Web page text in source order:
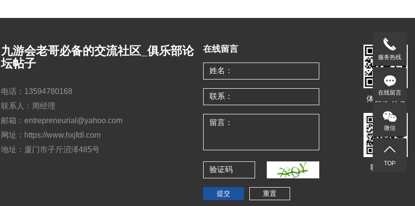
九游会老哥必备的交流社区_俱乐部论
坛帖子
电话：13594780168
联系人：周经理
邮箱：entrepreneurial@yahoo.com
网址：https://www.hxjfdl.com
地址：厦门市子斤沼泽485号
在线留言
体验移动端
联系客服
服务热线
在线留言
微信
TOP